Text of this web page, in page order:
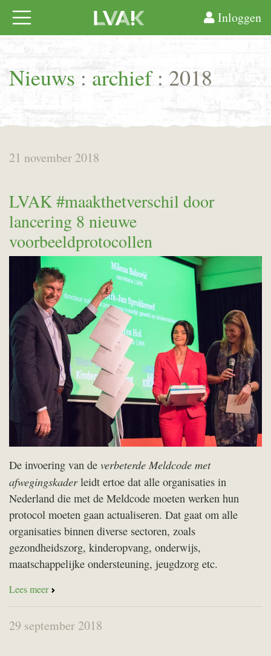
Inloggen
Nieuws : archief: 2018
21 november 2018
LVAK #maakthetverschil door
lancering 8 nieuwe
voorbeeldprotocollen
De invoering van de verbeterde Meldcode met
afwegingskaderleidt ertoe dat alle organisaties in
Nederland die met de Meldcode moeten werken hun
protocol moeten gaan actualiseren. Dat gaat om alle
organisaties binnen diverse sectoren, zoals
gezondheidszorg, kinderopvang, onderwijs,
maatschappelijke ondersteuning, jeugdzorg etc.
Lees meer
29 september 2018